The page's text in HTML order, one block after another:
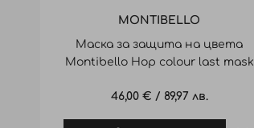
MONTIBELLO
Маска за защита на цвета
Montibello Hop colour last mask
46,00 € / 89,97 лв.